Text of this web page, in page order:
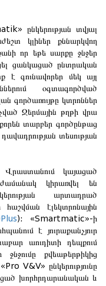
ընկերության տվյալ
կլիներ քննարկվող
որ եթե սարքը ջնջեր
ցանկացած ընտրական
է գունավորեր մեկ այլ
օգտագործված
գործառույթը կտրոններ
Ջերմային թղթի վրա
տարբեր գործընթաց
տեսության
կայացած
ժամանակ կիրառվել են
արտադրած
հաշվման էլեկտրոնային
): «Smartmatic»-ի
է յուրաքանչյուր
աուդիտի դեպքում
քվեաթերթիկից
V&V» ընկերությունը
խորհրդարանական և